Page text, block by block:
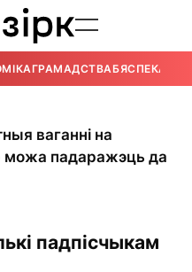
ГРАМАДСТВАБЯСПЕКА
ваганні на
падаражэць да
падпісчыкам